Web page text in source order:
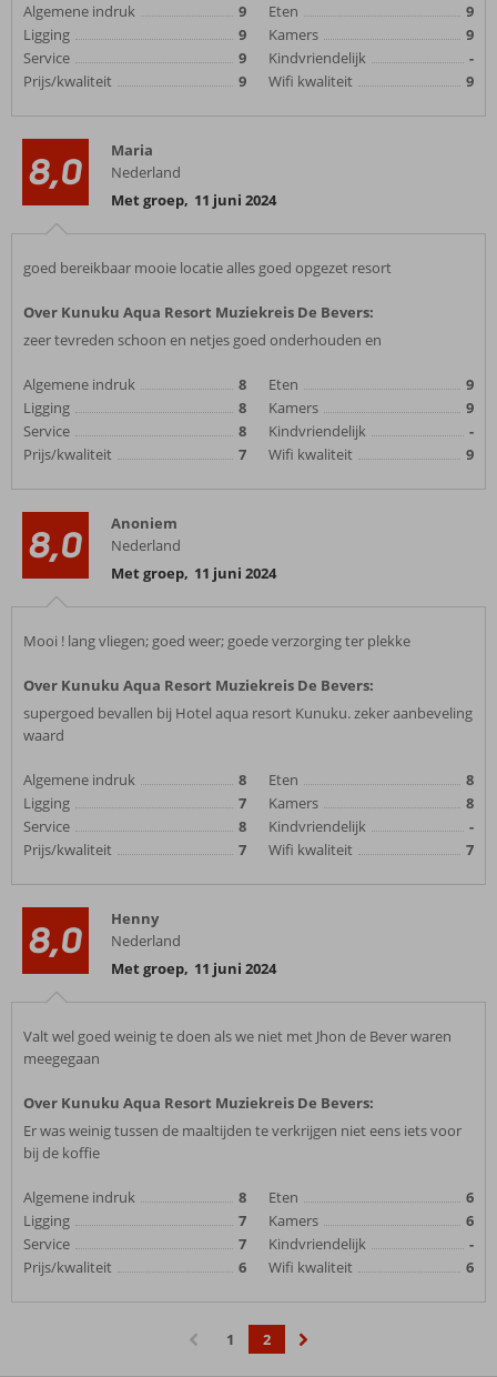
Algemene indruk
9
Ligging
9
Service
9
Prijs/kwaliteit
9
Eten
9
Kamers
9
Kindvriendelijk
-
Wifi kwaliteit
9
8,0
Maria
Nederland
Met groep, 11 juni 2024
goed bereikbaar mooie locatie alles goed opgezet resort
Over Kunuku Aqua Resort Muziekreis De Bevers:
zeer tevreden schoon en netjes goed onderhouden en
Algemene indruk
8
Ligging
8
Service
8
Prijs/kwaliteit
7
Eten
9
Kamers
9
Kindvriendelijk
-
Wifi kwaliteit
9
8,0
Anoniem
Nederland
Met groep, 11 juni 2024
Mooi ! lang vliegen; goed weer; goede verzorging ter plekke
Over Kunuku Aqua Resort Muziekreis De Bevers:
supergoed bevallen bij Hotel aqua resort Kunuku. zeker aanbeveling
waard
Algemene indruk
8
Ligging
7
Service
8
Prijs/kwaliteit
7
Eten
8
Kamers
8
Kindvriendelijk
-
Wifi kwaliteit
7
8,0
Henny
Nederland
Met groep, 11 juni 2024
Valt wel goed weinig te doen als we niet met Jhon de Bever waren
meegegaan
Over Kunuku Aqua Resort Muziekreis De Bevers:
Er was weinig tussen de maaltijden te verkrijgen niet eens iets voor
bij de koffie
Algemene indruk
8
Ligging
7
Service
7
Prijs/kwaliteit
6
Eten
6
Kamers
6
Kindvriendelijk
-
Wifi kwaliteit
6
1
2